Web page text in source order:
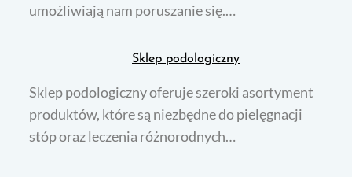
umożliwiają nam poruszanie się.…
Sklep podologiczny
Sklep podologiczny oferuje szeroki asortyment
produktów, które są niezbędne do pielęgnacji
stóp oraz leczenia różnorodnych…